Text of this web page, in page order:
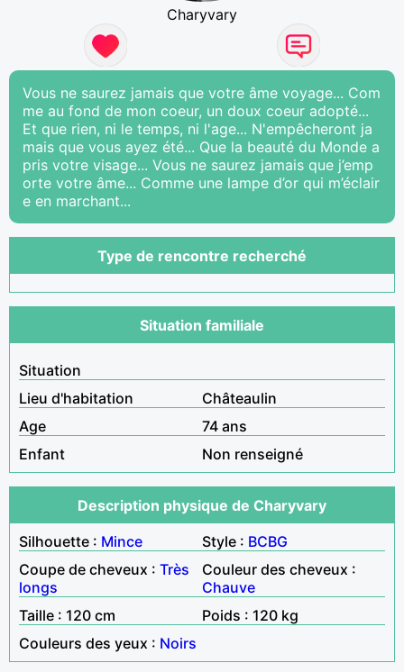
Charyvary
Vous ne saurez jamais que votre âme voyage... Com
me au fond de mon coeur, un doux coeur adopté...
Et que rien, ni le temps, ni l'age... N'empêcheront ja
mais que vous ayez été... Que la beauté du Monde a
pris votre visage... Vous ne saurez jamais que j’emp
orte votre âme... Comme une lampe d’or qui m’éclair
e en marchant...
Type de rencontre recherché
Situation familiale
Situation
Lieu d'habitation
Châteaulin
Age
74 ans
Enfant
Non renseigné
Description physique de Charyvary
Silhouette : Mince Style : BCBG
Coupe de cheveux : Très
longs
Couleur des cheveux :
Chauve
Taille : 120 cm
Poids : 120 kg
Couleurs des yeux : Noirs